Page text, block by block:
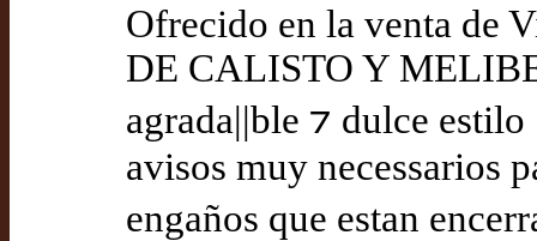
Ofrecido en la venta de
DE CALISTO Y
agrada||ble ⁊ dulce
avisos muy necessarios
engaños que estan